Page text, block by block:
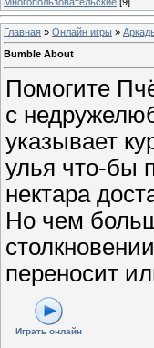
Главная » Онлайн игры »
Bumble About
Помогите
с
указывает
улья что-бы
нектара
Но чем
переносит
Играть онлайн